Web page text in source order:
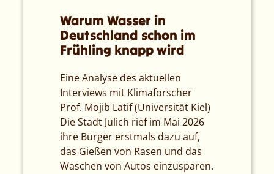
Warum Wasser in
Deutschland schon im
Frühling knapp wird
Eine Analyse des aktuellen
Interviews mit Klimaforscher
Prof. Mojib Latif (Universität Kiel)
Die Stadt Jülich rief im Mai 2026
ihre Bürger erstmals dazu auf,
das Gießen von Rasen und das
Waschen von Autos einzusparen.